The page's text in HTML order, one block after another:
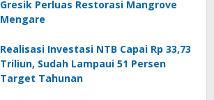
Gresik Perluas Restorasi Mangrove
Mengare
Realisasi Investasi NTB Capai Rp 33,73
Triliun, Sudah Lampaui 51 Persen
Target Tahunan